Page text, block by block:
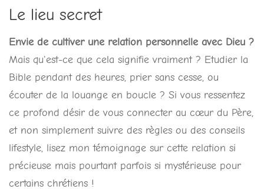
Le lieu secret
Envie de cultiver une relation personnelle avec Dieu ?
Mais qu'est-ce que cela signifie vraiment ? Etudier la
Bible pendant des heures, prier sans cesse, ou
écouter de la louange en boucle ? Si vous ressentez
ce profond désir de vous connecter au cœur du Père,
et non simplement suivre des règles ou des conseils
lifestyle, lisez mon témoignage sur cette relation si
précieuse mais pourtant parfois si mystérieuse pour
certains chrétiens !